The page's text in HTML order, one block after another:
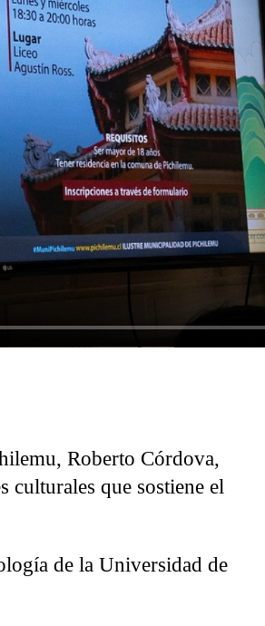
Roberto Córdova,
culturales que sostiene el
de la Universidad de